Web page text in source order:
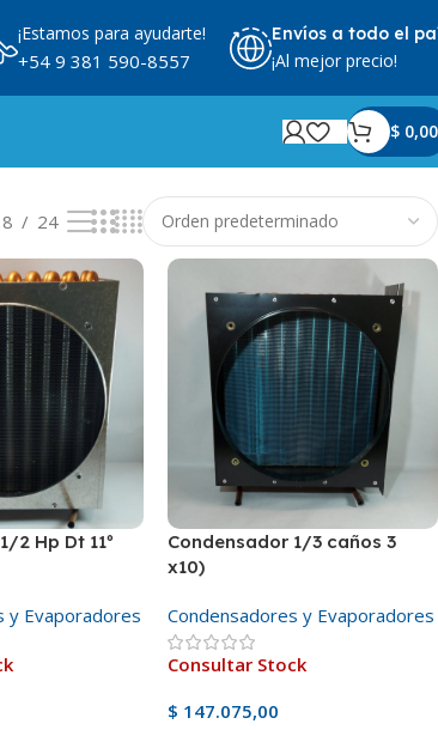
¡Estamos para ayudarte!
+54 9 381 590-8557
Envíos a todo el
¡Al mejor precio!
$ 0,00
Mostrando 1–12 de 18 resultados
24
2 Hp Dt 11º
y Evaporadores
Condensador 1/3 caños 3
x10)
Condensadores y Evaporadores
Consultar Stock
$ 147.075,00